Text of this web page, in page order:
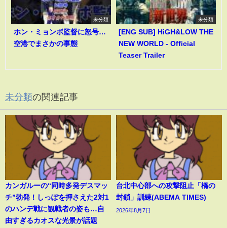
未分類
ホン・ミョンボ監督に怒号…
空港でまさかの事態
未分類
[ENG SUB] HiGH&LOW THE
NEW WORLD - Official
Teaser Trailer
未分類の関連記事
カンガルーの“同時多発デスマッ
チ”勃発！しっぽを押さえた2対1
のハンデ戦に観戦者の姿も…自
由すぎるカオスな光景が話題
台北中心部への攻撃阻止「橋の
封鎖」訓練(ABEMA TIMES)
2026年8月7日